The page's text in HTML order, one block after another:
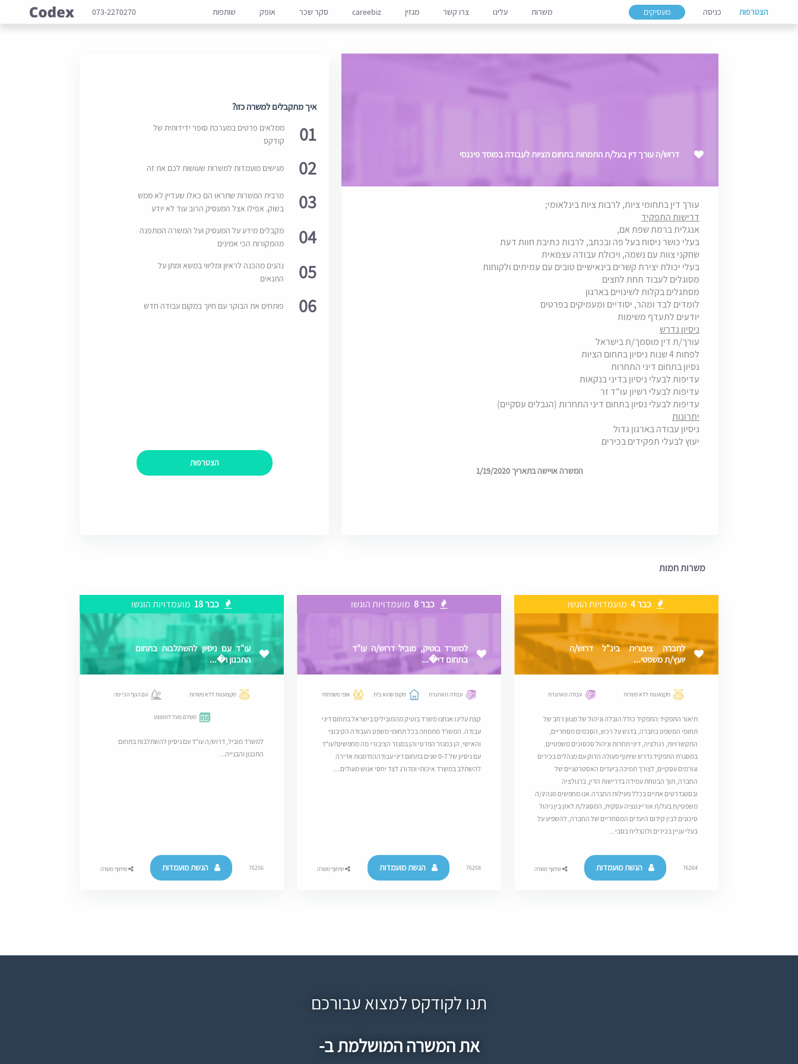
הצטרפות כניסה מעסיקים משרות עלינו צרו קשר מגזין careebiz סקר שכר אופק שותפות 073-2270270
דרוש/ה עורך דין בעל/ת התמחות בתחום הציות לעבודה במוסד פיננסי
עורך דין בתחומי ציות, לרבות ציות בינלאומי;
דרישות התפקיד
אנגלית ברמת שפת אם,
בעלי כושר ניסוח בעל פה ובכתב, לרבות כתיבת חוות דעת
שחקני צוות עם נשמה, ויכולת עבודה עצמאית
בעלי יכולת יצירת קשרים בינאישיים טובים עם עמיתים ולקוחות
מסוגלים לעבוד תחת לחצים
מסתגלים בקלות לשינויים בארגון
לומדים לבד ומהר, יסודיים ומעמיקים בפרטים
יודעים לתעדף משימות
ניסיון נדרש
עורך/ת דין מוסמך/ת בישראל
לפחות 4 שנות ניסיון בתחום הציות
נסיון בתחום דיני התחרות
עדיפות לבעלי ניסיון בדיני בנקאות
עדיפות לבעלי רשיון עו"ד זר
עדיפות לבעלי נסיון בתחום דיני התחרות (הגבלים עסקיים)
יתרונות
ניסיון עבודה בארגון גדול
יעוץ לבעלי תפקידים בכירים
המשרה אויישה בתאריך 1/19/2020
איך מתקבלים למשרה כזו?
01
ממלאים פרטים במערכת סופר ידידותית של
קודקס
02 מגישים מועמדות למשרות שעושות לכם את זה
03
מרבית המשרות שתראו הם כאלו שעדיין לא ממש
בשוק. אפילו אצל המעסיק הרוב עוד לא יודע
04
מקבלים מידע על המעסיק ועל המשרה המתפנה
מהמקורות הכי אמינים
05
נהנים מהכנה לראיון ומליווי במשא ומתן על
התנאים
06 פותחים את הבוקר עם חיוך במקום עבודה חדש
הצטרפות
משרות חמות
כבר 4 מועמדויות הוגשו
לחברה ציבורית בינ"ל דרוש/ה
יועץ/ת משפטי...
מקצוענות ללא פשרות עבודה מאתגרת
תיאור התפקיד:התפקיד כולל הובלה וניהול של מגוון רחב של
תחומי המשפט בחברה, בדגש על רכש, הסכמים מסחריים,
התקשרויות, רגולציה, דיני תחרות וניהול סכסוכים משפטיים.
במסגרת התפקיד נדרש שיתוף פעולה הדוק עם מנהלים בכירים
וגורמים עסקיים, לצורך תמיכה ביעדים האסטרטגיים של
החברה, תוך הבטחת עמידה בדרישות הדין, ברגולציה
ובסטנדרטים אתיים בכלל פעילות החברה.אנו מחפשים מנהיג/ה
משפטי/ת בעל/ת אוריינטציה עסקית, המסוגל/ת לאזן בין ניהול
סיכונים לבין קידום היעדים המסחריים של החברה, להשפיע על
בעלי עניין בכירים ולהצליח בסבי...
76264 הגשת מועמדות שיתוף משרה
כבר 8 מועמדויות הוגשו
למשרד בוטיק, מוביל דרוש/ה עו"ד
בתחום די�...
עבודה מאתגרת מקום שהוא בית אופי משפחתי
קצת עלינו:אנחנו משרד בוטיק מהמובילים בישראל בתחום דיני
עבודה. המשרד מתמחה בכל תחומי משפט העבודה הקיבוצי
והאישי, הן במגזר הפרטי והן במגזר הציבורי.מה מחפשים?עו"ד
עם ניסיון של 0-7 שנים בתחום דיני עבודההזדמנות אדירה
להשתלב במשרד איכותי ומדורג לצד יחסי אנוש מעולים....
76258 הגשת מועמדות שיתוף משרה
כבר 18 מועמדויות הוגשו
עו"ד עם ניסיון להשתלבות בתחום
התכנון ו�...
מקצוענות ללא פשרות עם הנוף הכי יפה
משלם מעל לממוצע
למשרד מוביל, דרוש/ה עו"ד עם ניסיון להשתלבות בתחום
התכנון והבנייה...
76256 הגשת מועמדות שיתוף משרה
תנו לקודקס למצוא עבורכם
את המשרה המושלמת ב-